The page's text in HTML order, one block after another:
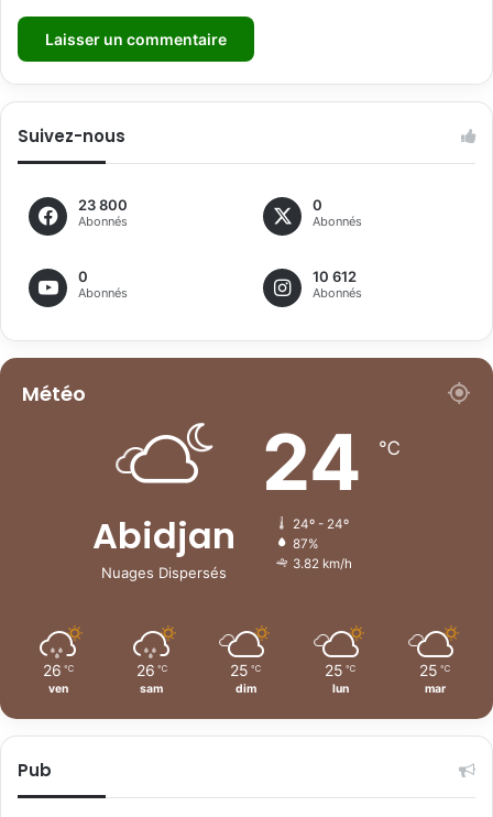
Suivez-nous
23 800
Abonnés
0
Abonnés
0
Abonnés
10 612
Abonnés
Météo
Abidjan
Nuages Dispersés
24 ℃
24º - 24º
87%
3.82 km/h
26 ℃
ven
26 ℃
sam
25 ℃
dim
25 ℃
lun
25 ℃
mar
Pub